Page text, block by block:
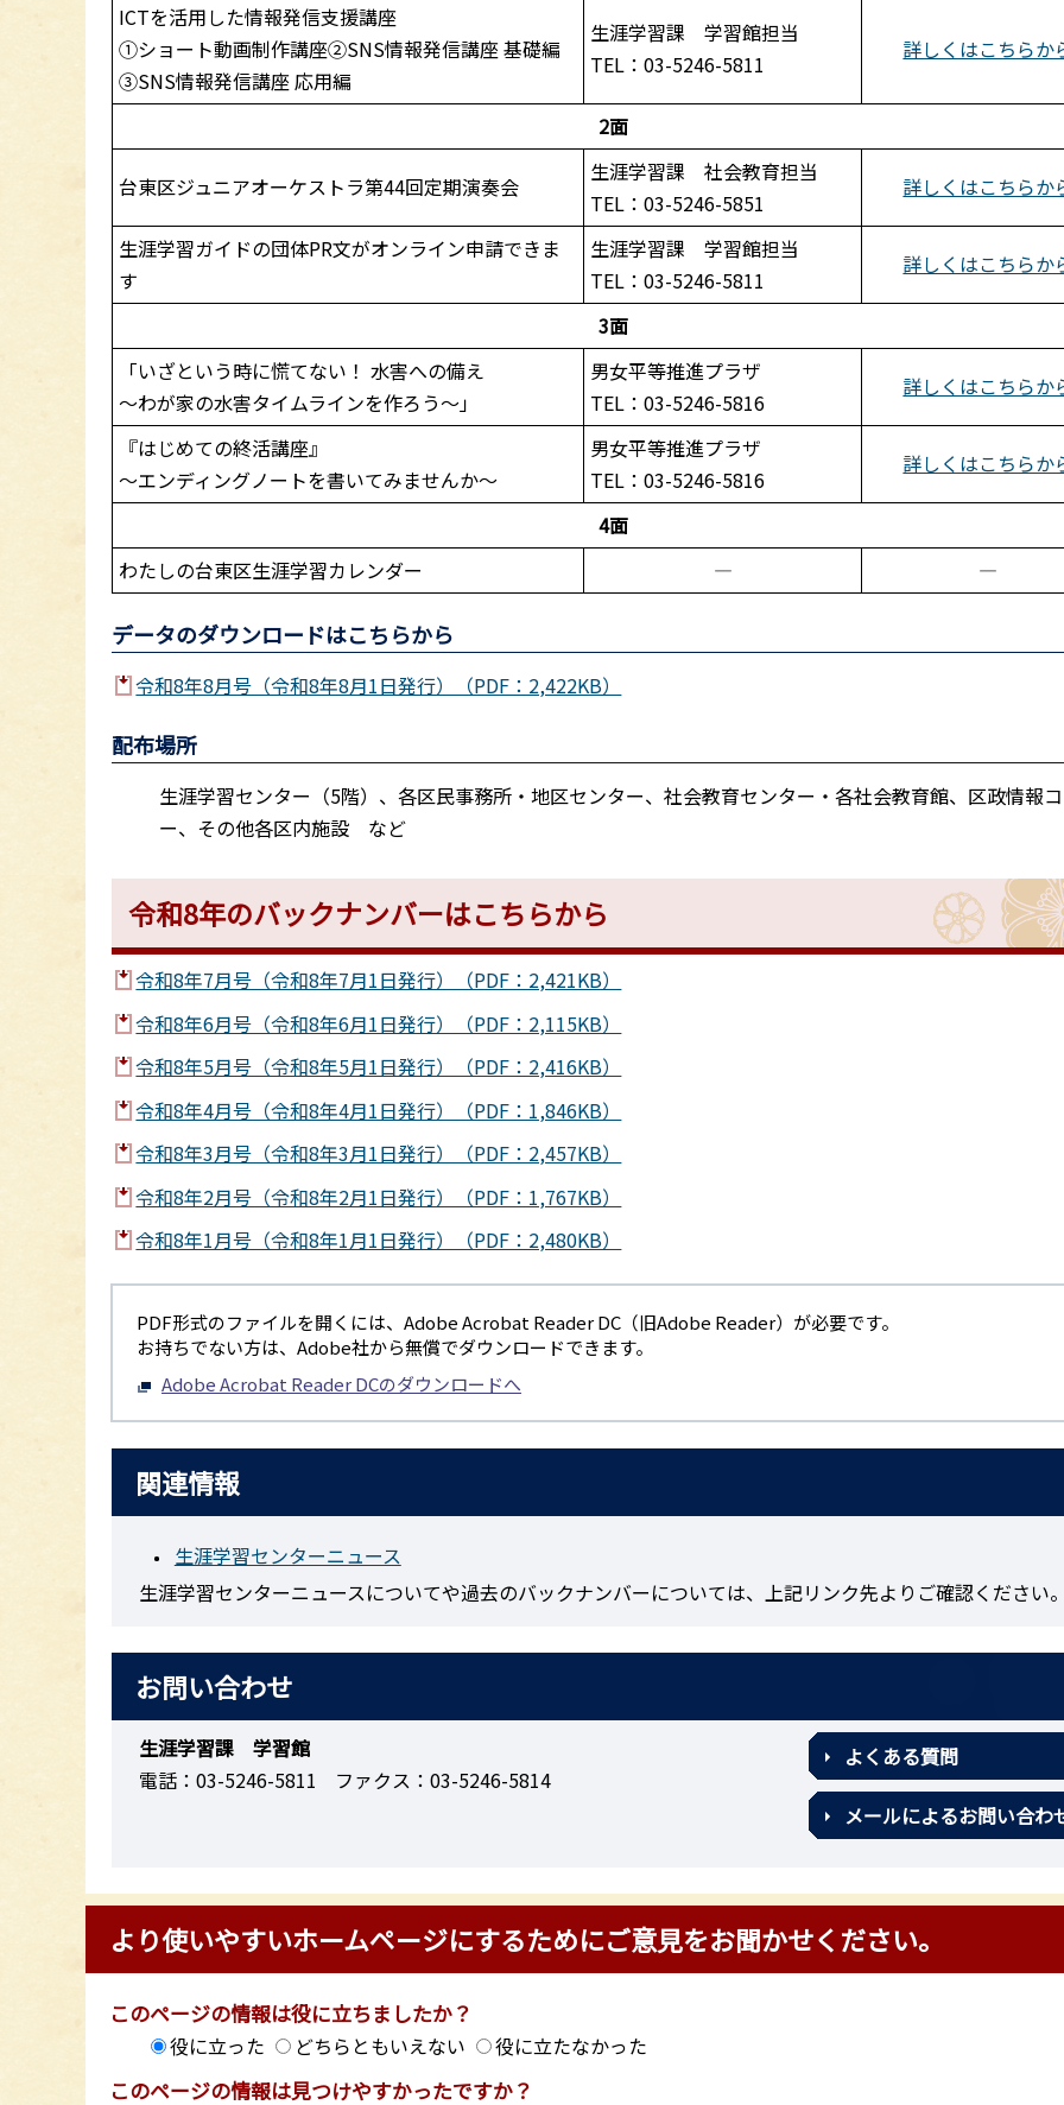
ICTを活用した情報発信支援講座
①ショート動画制作講座②SNS情報発信講座 基礎編
③SNS情報発信講座 応用編
生涯学習課 学習館担当
TEL：03-5246-5811
詳しくはこちらか
2面
台東区ジュニアオーケストラ第44回定期演奏会
生涯学習課 社会教育担当
TEL：03-5246-5851
詳しくはこちらか
生涯学習ガイドの団体PR文がオンライン申請できま
す
生涯学習課 学習館担当
TEL：03-5246-5811
詳しくはこちらか
3面
「いざという時に慌てない！ 水害への備え
～わが家の水害タイムラインを作ろう～」
男女平等推進プラザ
TEL：03-5246-5816
詳しくはこちらか
『はじめての終活講座』
～エンディングノートを書いてみませんか～
男女平等推進プラザ
TEL：03-5246-5816
詳しくはこちらか
4面
わたしの台東区生涯学習カレンダー
― ―
データのダウンロードはこちらから
令和8年8月号（令和8年8月1日発行）（PDF：2,422KB）
配布場所
生涯学習センター（5階）、各区民事務所・地区センター、社会教育センター・各社会教育館、区政情報
ー、その他各区内施設 など
令和8年のバックナンバーはこちらから
令和8年7月号（令和8年7月1日発行）（PDF：2,421KB）
令和8年6月号（令和8年6月1日発行）（PDF：2,115KB）
令和8年5月号（令和8年5月1日発行）（PDF：2,416KB）
令和8年4月号（令和8年4月1日発行）（PDF：1,846KB）
令和8年3月号（令和8年3月1日発行）（PDF：2,457KB）
令和8年2月号（令和8年2月1日発行）（PDF：1,767KB）
令和8年1月号（令和8年1月1日発行）（PDF：2,480KB）
PDF形式のファイルを開くには、Adobe Acrobat Reader DC（旧Adobe Reader）が必要です。
お持ちでない方は、Adobe社から無償でダウンロードできます。
Adobe Acrobat Reader DCのダウンロードへ
関連情報
生涯学習センターニュース
生涯学習センターニュースについてや過去のバックナンバーについては、上記リンク先よりご確認ください
お問い合わせ
生涯学習課 学習館
電話：03-5246-5811
ファクス：03-5246-5814
よくある質問
メールによるお問い合わ
より使いやすいホームページにするためにご意見をお聞かせください。
このページの情報は役に立ちましたか？
役に立った どちらともいえない 役に立たなかった
このページの情報は見つけやすかったですか？